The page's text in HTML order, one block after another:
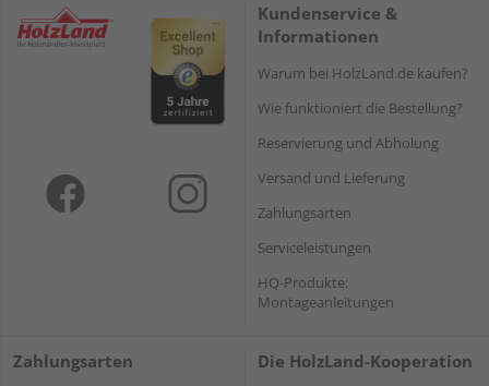
Kundenservice &
Informationen
Warum bei HolzLand.de kaufen?
Wie funktioniert die Bestellung?
Reservierung und Abholung
Versand und Lieferung
Zahlungsarten
Serviceleistungen
HQ-Produkte:
Montageanleitungen
Zahlungsarten Die HolzLand-Kooperation